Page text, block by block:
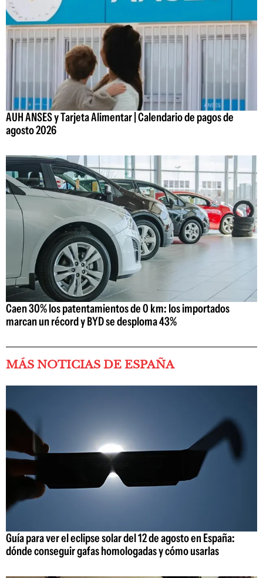
AUH ANSES y Tarjeta Alimentar | Calendario de pagos de
agosto 2026
Caen 30% los patentamientos de 0 km: los importados
marcan un récord y BYD se desploma 43%
MÁS NOTICIAS DE ESPAÑA
Guía para ver el eclipse solar del 12 de agosto en España:
dónde conseguir gafas homologadas y cómo usarlas